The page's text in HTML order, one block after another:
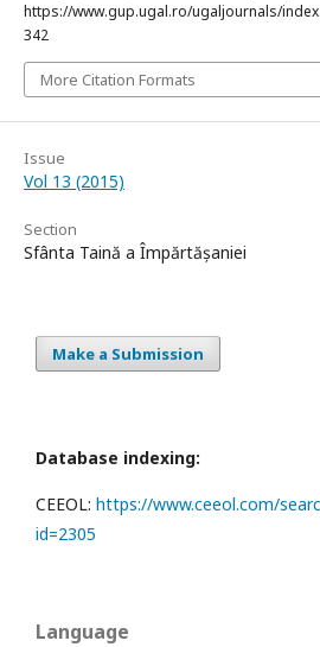
https://www.gup.ugal.ro/ugaljournals/
342
More Citation Formats
Issue
Vol 13 (2015)
Section
Sfânta Taină a Împărtășaniei
Make a Submission
Database indexing:
CEEOL: https://www.ceeol.com/
id=2305
Language